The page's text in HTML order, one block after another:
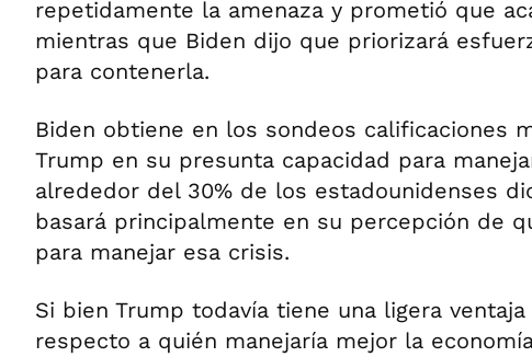
repetidamente la amenaza y prometió que
mientras que Biden dijo que priorizará
para contenerla.
Biden obtiene en los sondeos calificaciones
Trump en su presunta capacidad para
alrededor del 30% de los estadounidenses
basará principalmente en su percepción de
para manejar esa crisis.
Si bien Trump todavía tiene una ligera
respecto a quién manejaría mejor la